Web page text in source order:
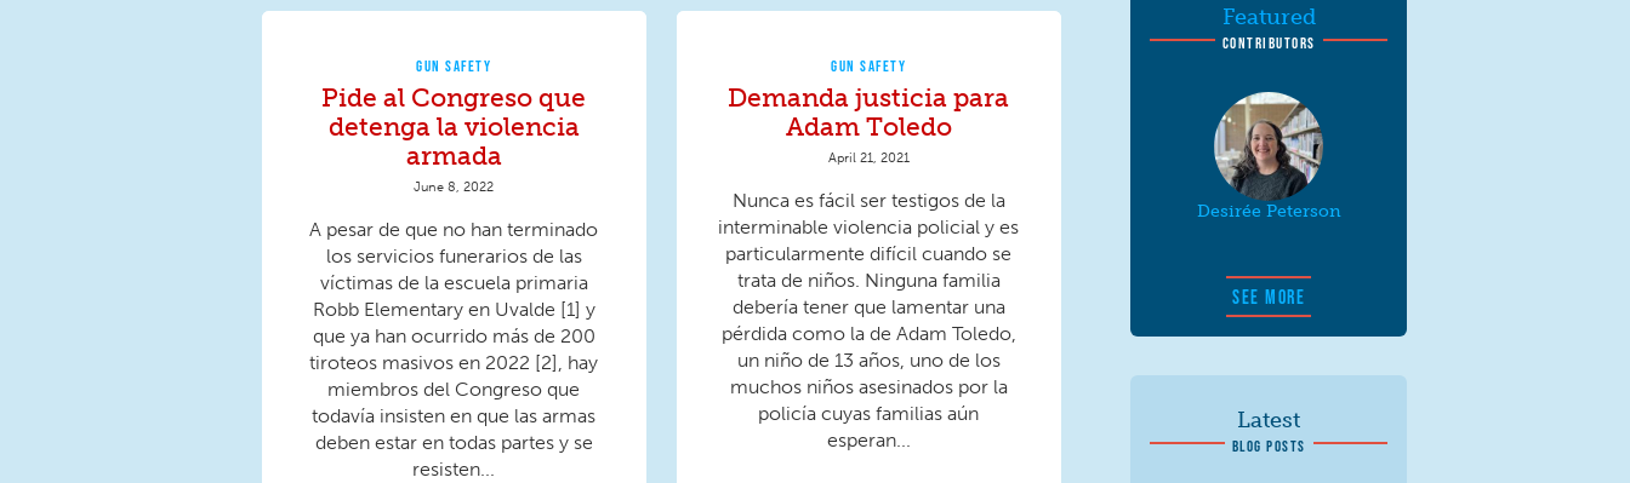
GUN SAFETY
Pide al Congreso que
detenga la violencia
armada
June 8, 2022
A pesar de que no han terminado
los servicios funerarios de las
víctimas de la escuela primaria
Robb Elementary en Uvalde [1] y
que ya han ocurrido más de 200
tiroteos masivos en 2022 [2], hay
miembros del Congreso que
todavía insisten en que las armas
deben estar en todas partes y se
resisten...
GUN SAFETY
Demanda justicia para
Adam Toledo
April 21, 2021
Nunca es fácil ser testigos de la
interminable violencia policial y es
particularmente difícil cuando se
trata de niños. Ninguna familia
debería tener que lamentar una
pérdida como la de Adam Toledo,
un niño de 13 años, uno de los
muchos niños asesinados por la
policía cuyas familias aún
esperan...
Featured
CONTRIBUTORS
Desirée Peterson
SEE MORE
Latest
BLOG POSTS